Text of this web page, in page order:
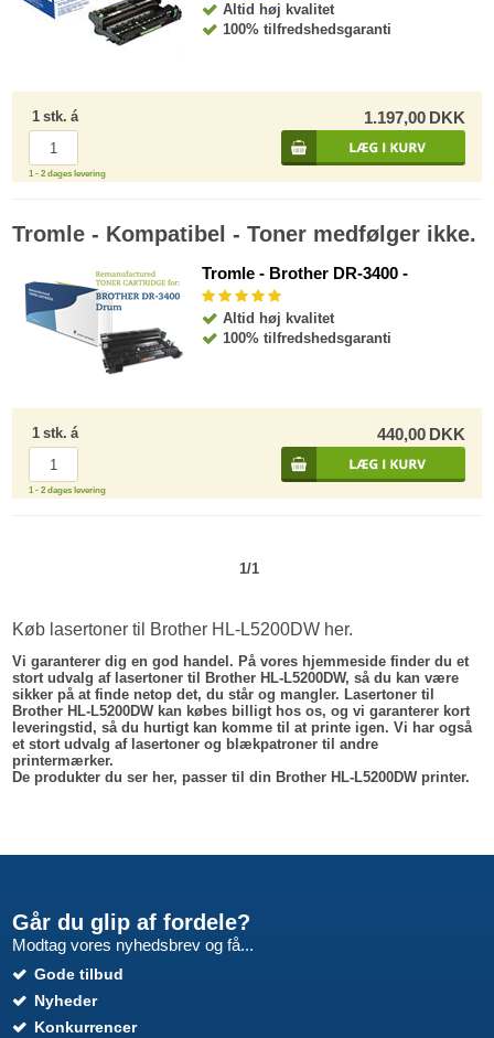
Altid høj kvalitet
100% tilfredshedsgaranti
1 stk. á 1.197,00 DKK
1 - 2 dages levering
Tromle - Kompatibel - Toner medfølger ikke.
Tromle - Brother DR-3400 -
Altid høj kvalitet
100% tilfredshedsgaranti
1 stk. á 440,00 DKK
1 - 2 dages levering
1/1
Køb lasertoner til Brother HL-L5200DW her.
Vi garanterer dig en god handel. På vores hjemmeside finder du et
stort udvalg af lasertoner til Brother HL-L5200DW, så du kan være
sikker på at finde netop det, du står og mangler. Lasertoner til
Brother HL-L5200DW kan købes billigt hos os, og vi garanterer kort
leveringstid, så du hurtigt kan komme til at printe igen. Vi har også
et stort udvalg af lasertoner og blækpatroner til andre
printermærker.
De produkter du ser her, passer til din Brother HL-L5200DW printer.
Går du glip af fordele?
Modtag vores nyhedsbrev og få...
Gode tilbud
Nyheder
Konkurrencer